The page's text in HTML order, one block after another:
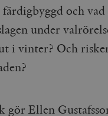
och vad
under
i vinter? Och
Ellen